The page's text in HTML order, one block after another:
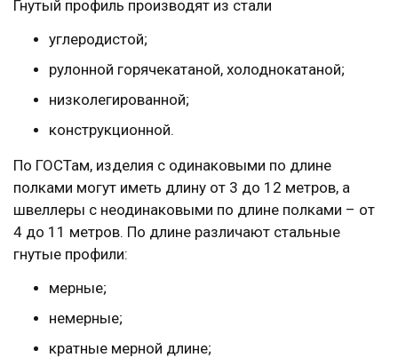
Гнутый профиль производят из стали
углеродистой;
рулонной горячекатаной, холоднокатаной;
низколегированной;
конструкционной.
По ГОСТам, изделия с одинаковыми по длине
полками могут иметь длину от 3 до 12 метров, а
швеллеры с неодинаковыми по длине полками – от
4 до 11 метров. По длине различают стальные
гнутые профили:
мерные;
немерные;
кратные мерной длине;